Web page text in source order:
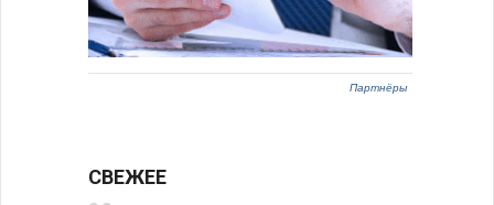
Партнёры
СВЕЖЕЕ